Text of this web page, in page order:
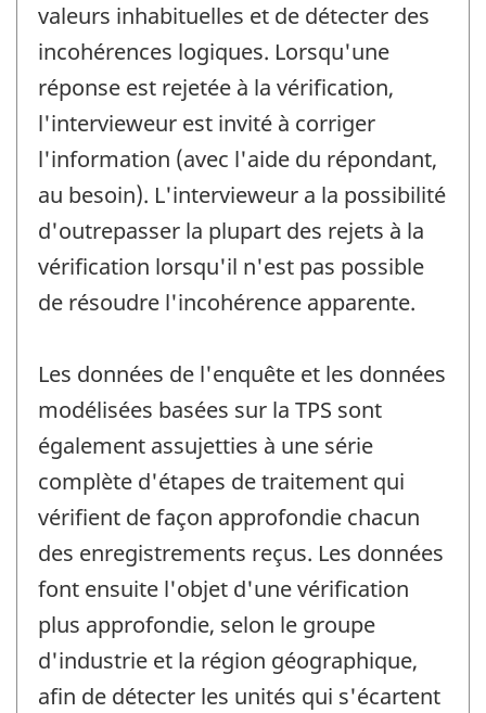
valeurs inhabituelles et de détecter des
incohérences logiques. Lorsqu'une
réponse est rejetée à la vérification,
l'intervieweur est invité à corriger
l'information (avec l'aide du répondant,
au besoin). L'intervieweur a la possibilité
d'outrepasser la plupart des rejets à la
vérification lorsqu'il n'est pas possible
de résoudre l'incohérence apparente.
Les données de l'enquête et les données
modélisées basées sur la TPS sont
également assujetties à une série
complète d'étapes de traitement qui
vérifient de façon approfondie chacun
des enregistrements reçus. Les données
font ensuite l'objet d'une vérification
plus approfondie, selon le groupe
d'industrie et la région géographique,
afin de détecter les unités qui s'écartent